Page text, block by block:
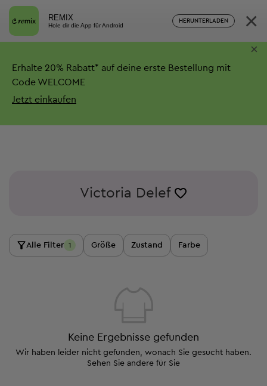
REMIX
Hole dir die App für Android
HERUNTERLADEN ×
Erhalte 20% Rabatt* auf deine erste Bestellung mit
Code WELCOME
Jetzt einkaufen
×
Victoria Delef
Alle Filter 1 Größe Zustand Farbe
Keine Ergebnisse gefunden
Wir haben leider nicht gefunden, wonach Sie gesucht haben.
Sehen Sie andere für Sie